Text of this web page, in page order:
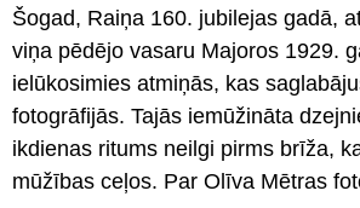
Šogad, Raiņa 160. jubilejas gadā,
viņa pēdējo vasaru Majoros 1929.
ielūkosimies atmiņās, kas
fotogrāfijās. Tajās iemūžināta
ikdienas ritums neilgi pirms brīža,
mūžības ceļos. Par Olīva Mētras